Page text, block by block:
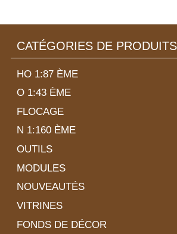
CATÉGORIES DE PRODUITS
HO 1:87 ÈME
O 1:43 ÈME
FLOCAGE
N 1:160 ÈME
OUTILS
MODULES
NOUVEAUTÉS
VITRINES
FONDS DE DÉCOR